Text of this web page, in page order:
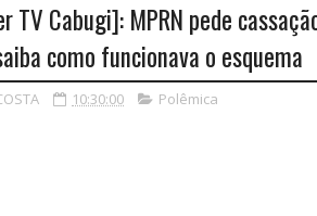
TV Cabugi]: MPRN pede
como funcionava o esquema
10:30:00 Polêmica